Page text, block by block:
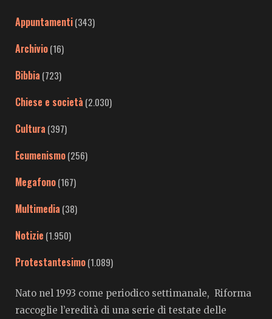
Appuntamenti(343)
Archivio(16)
Bibbia (723)
Chiese e società (2.030)
Cultura (397)
Ecumenismo(256)
Megafono(167)
Multimedia (38)
Notizie (1.950)
Protestantesimo(1.089)
Nato nel 1993 come periodico settimanale, Riforma
raccoglie l’eredità di una serie di testate delle